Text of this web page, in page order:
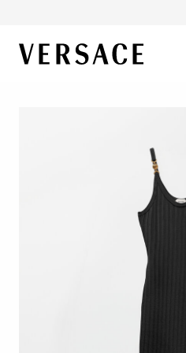
VERSACE | 主页